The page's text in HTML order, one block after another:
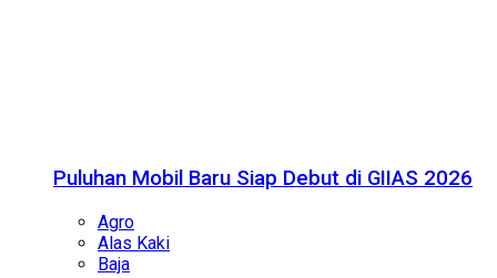
Puluhan Mobil Baru Siap Debut di GIIAS 2026
Agro
Alas Kaki
Baja